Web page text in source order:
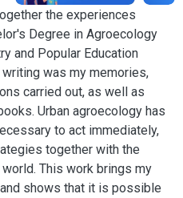
the experiences
Degree in Agroecology
and Popular Education
was my memories,
carried out, as well as
Urban agroecology has
to act immediately,
together with the
This work brings my
shows that it is possible